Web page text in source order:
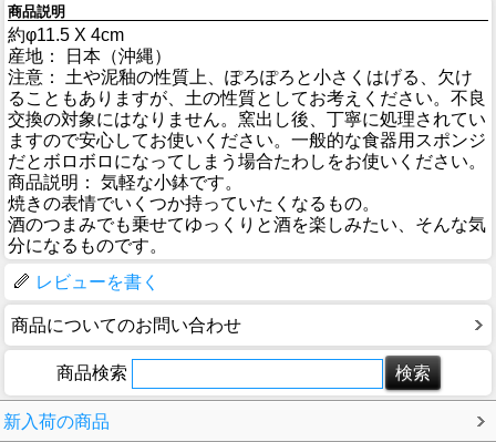
商品説明
約φ11.5 X 4cm
産地： 日本（沖縄）
注意： 土や泥釉の性質上、ぽろぽろと小さくはげる、欠け
ることもありますが、土の性質としてお考えください。不良
交換の対象にはなりません。窯出し後、丁寧に処理されてい
ますので安心してお使いください。一般的な食器用スポンジ
だとボロボロになってしまう場合たわしをお使いください。
商品説明： 気軽な小鉢です。
焼きの表情でいくつか持っていたくなるもの。
酒のつまみでも乗せてゆっくりと酒を楽しみたい、そんな気
分になるものです。
レビューを書く
商品についてのお問い合わせ
商品検索
新入荷の商品